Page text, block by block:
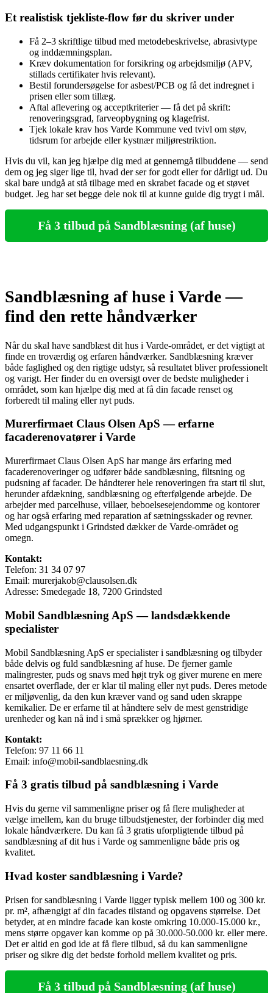
Et realistisk tjekliste‑flow før du skriver under
Få 2–3 skriftlige tilbud med metodebeskrivelse, abrasivtype
og inddæmningsplan.
Kræv dokumentation for forsikring og arbejdsmiljø (APV,
stillads certifikater hvis relevant).
Bestil forundersøgelse for asbest/PCB og få det indregnet i
prisen eller som tillæg.
Aftal aflevering og acceptkriterier — få det på skrift:
renoveringsgrad, farveopbygning og klagefrist.
Tjek lokale krav hos Varde Kommune ved tvivl om støv,
tidsrum for arbejde eller kystnær miljørestriktion.
Hvis du vil, kan jeg hjælpe dig med at gennemgå tilbuddene — send
dem og jeg siger lige til, hvad der ser for godt eller for dårligt ud. Du
skal bare undgå at stå tilbage med en skrabet facade og et støvet
budget. Jeg har set begge dele nok til at kunne guide dig trygt i mål.
Få 3 tilbud på Sandblæsning (af huse)
Sandblæsning af huse i Varde —
find den rette håndværker
Når du skal have sandblæst dit hus i Varde-området, er det vigtigt at
finde en troværdig og erfaren håndværker. Sandblæsning kræver
både faglighed og den rigtige udstyr, så resultatet bliver professionelt
og varigt. Her finder du en oversigt over de bedste muligheder i
området, som kan hjælpe dig med at få din facade renset og
forberedt til maling eller nyt puds.
Murerfirmaet Claus Olsen ApS — erfarne
facaderenovatører i Varde
Murerfirmaet Claus Olsen ApS har mange års erfaring med
facaderenoveringer og udfører både sandblæsning, filtsning og
pudsning af facader. De håndterer hele renoveringen fra start til slut,
herunder afdækning, sandblæsning og efterfølgende arbejde. De
arbejder med parcelhuse, villaer, beboelsesejendomme og kontorer
og har også erfaring med reparation af sætningsskader og revner.
Med udgangspunkt i Grindsted dækker de Varde-området og
omegn.
Kontakt:
Telefon: 31 34 07 97
Email: murerjakob@clausolsen.dk
Adresse: Smedegade 18, 7200 Grindsted
Mobil Sandblæsning ApS — landsdækkende
specialister
Mobil Sandblæsning ApS er specialister i sandblæsning og tilbyder
både delvis og fuld sandblæsning af huse. De fjerner gamle
malingrester, puds og snavs med højt tryk og giver murene en mere
ensartet overflade, der er klar til maling eller nyt puds. Deres metode
er miljøvenlig, da den kun kræver vand og sand uden skrappe
kemikalier. De er erfarne til at håndtere selv de mest genstridige
urenheder og kan nå ind i små sprækker og hjørner.
Kontakt:
Telefon: 97 11 66 11
Email: info@mobil-sandblaesning.dk
Få 3 gratis tilbud på sandblæsning i Varde
Hvis du gerne vil sammenligne priser og få flere muligheder at
vælge imellem, kan du bruge tilbudstjenester, der forbinder dig med
lokale håndværkere. Du kan få 3 gratis uforpligtende tilbud på
sandblæsning af dit hus i Varde og sammenligne både pris og
kvalitet.
Hvad koster sandblæsning i Varde?
Prisen for sandblæsning i Varde ligger typisk mellem 100 og 300 kr.
pr. m², afhængigt af din facades tilstand og opgavens størrelse. Det
betyder, at en mindre facade kan koste omkring 10.000-15.000 kr.,
mens større opgaver kan komme op på 30.000-50.000 kr. eller mere.
Det er altid en god ide at få flere tilbud, så du kan sammenligne
priser og sikre dig det bedste forhold mellem kvalitet og pris.
Få 3 tilbud på Sandblæsning (af huse)